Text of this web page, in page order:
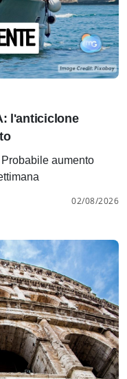
l'anticiclone
aumento
02/08/2026